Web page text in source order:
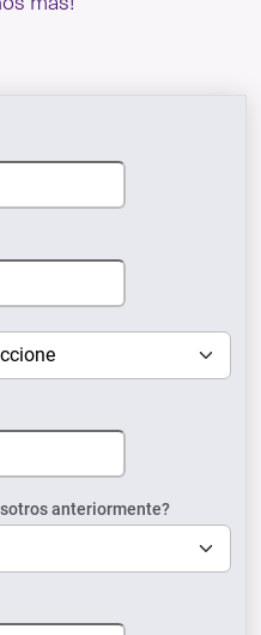
anteriormente?